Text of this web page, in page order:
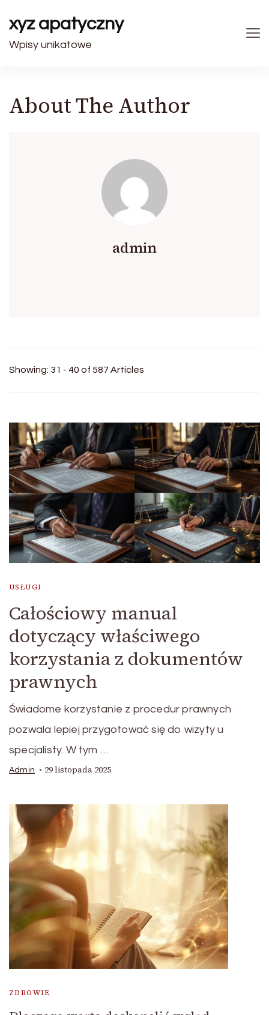
xyz apatyczny
Wpisy unikatowe
About The Author
admin
Showing: 31 - 40 of 587 Articles
USŁUGI
Całościowy manual
dotyczący właściwego
korzystania z dokumentów
prawnych
Świadome korzystanie z procedur prawnych
pozwala lepiej przygotować się do wizyty u
specjalisty. W tym …
Admin 29 listopada 2025
ZDROWIE